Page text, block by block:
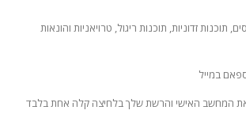
תוכנות זדוניות, תוכנות ריגול, טרויאניות והונאות
במייל
המחשב האישי והרשת שלך בלחיצה קלה אחת בלבד